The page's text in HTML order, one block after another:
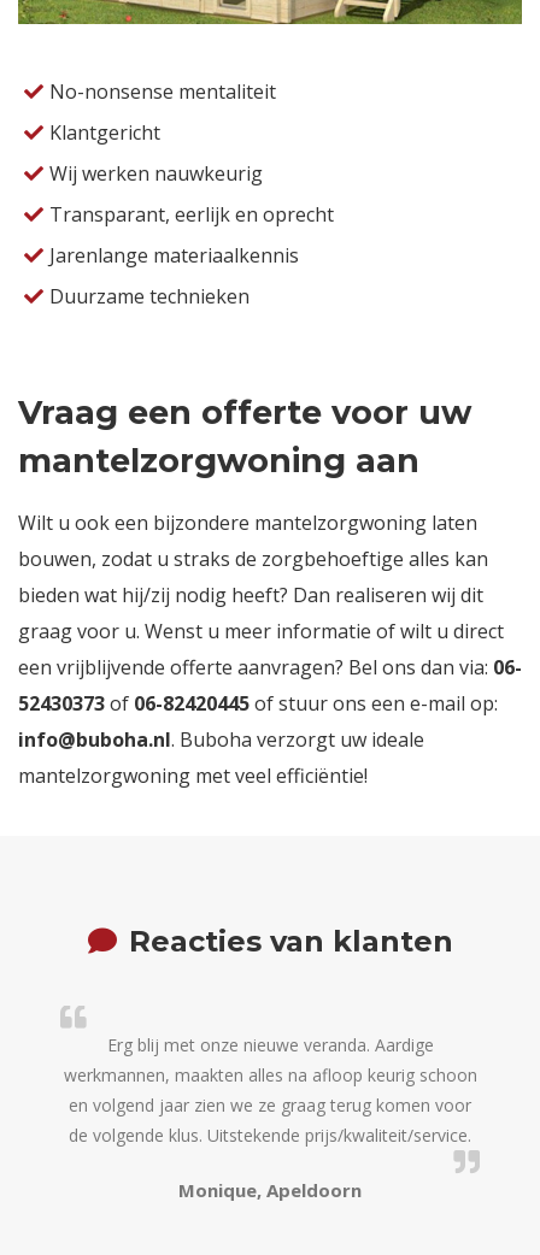
No-nonsense mentaliteit
Klantgericht
Wij werken nauwkeurig
Transparant, eerlijk en oprecht
Jarenlange materiaalkennis
Duurzame technieken
Vraag een offerte voor uw
mantelzorgwoning aan
Wilt u ook een bijzondere mantelzorgwoning laten
bouwen, zodat u straks de zorgbehoeftige alles kan
bieden wat hij/zij nodig heeft? Dan realiseren wij dit
graag voor u. Wenst u meer informatie of wilt u direct
een vrijblijvende offerte aanvragen? Bel ons dan via: 06-
52430373of 06-82420445of stuur ons een e-mail op:
info@buboha.nl. Buboha verzorgt uw ideale
mantelzorgwoning met veel efficiëntie!
Reacties van klanten
Erg blij met onze nieuwe veranda. Aardige
werkmannen, maakten alles na afloop keurig schoon
en volgend jaar zien we ze graag terug komen voor
de volgende klus. Uitstekende prijs/kwaliteit/service.
Monique, Apeldoorn